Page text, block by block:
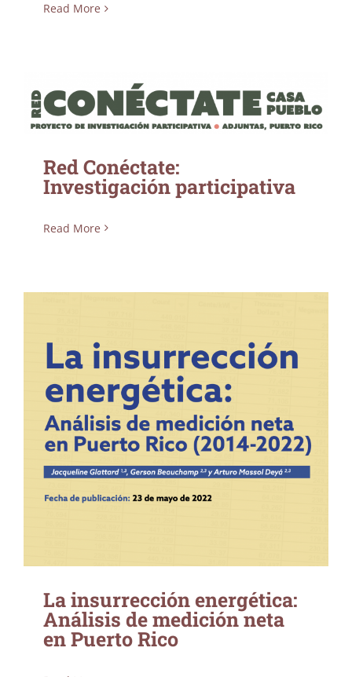
Read More
Red Conéctate: Investigación participativa
Red Conéctate:
Investigación participativa
Read More
La insurrección energética: Análisis de
medición neta en Puerto Rico
La insurrección energética:
Análisis de medición neta
en Puerto Rico